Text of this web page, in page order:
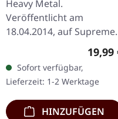
Heavy Metal.
Veröffentlicht am
18.04.2014, auf Supreme
Schwarzes Vinyl im
Gatefold-Cover. Limitiert
auf 200 Exemplare. · 180g
Vinyl…
19,99
Sofort verfügbar,
Lieferzeit: 1-2 Werktage
HINZUFÜGEN